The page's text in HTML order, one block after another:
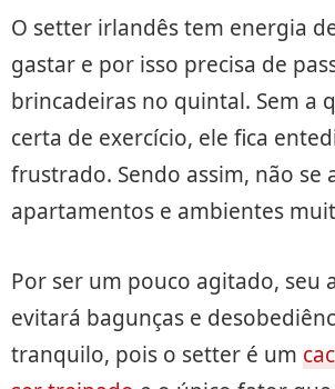
O setter irlandês tem energia
gastar e por isso precisa de
brincadeiras no quintal. Sem a
certa de exercício, ele fica
frustrado. Sendo assim, não se
apartamentos e ambientes
Por ser um pouco agitado, seu
evitará bagunças e
tranquilo, pois o setter é um